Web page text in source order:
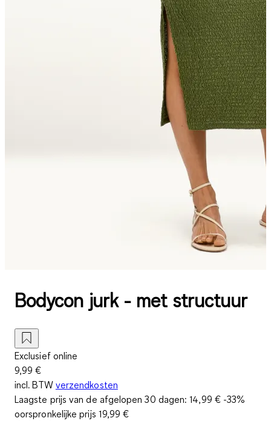
Bodycon jurk - met structuur
Exclusief online
9,99 €
incl. BTW verzendkosten
Laagste prijs van de afgelopen 30 dagen:14,99 €-33%
oorspronkelijke prijs 19,99 €